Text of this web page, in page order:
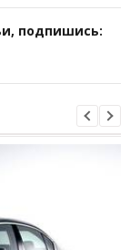
подпишись: